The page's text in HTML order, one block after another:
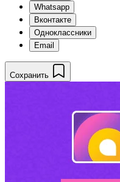
Whatsapp
Вконтакте
Одноклассники
Email
Сохранить